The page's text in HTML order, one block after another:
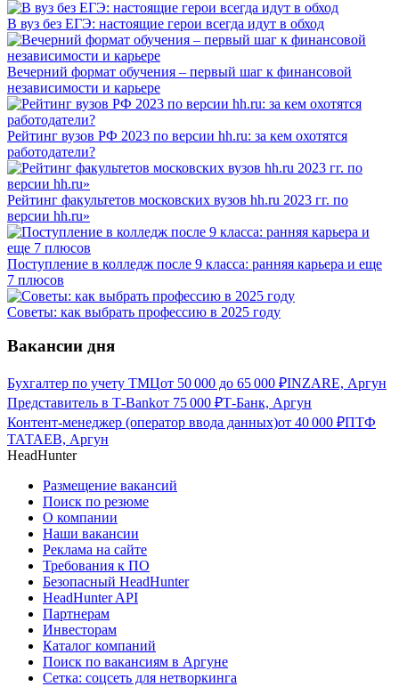
В вуз без ЕГЭ: настоящие герои всегда идут в обход
Вечерний формат обучения – первый шаг к финансовой
независимости и карьере
Рейтинг вузов РФ 2023 по версии hh.ru: за кем охотятся
работодатели?
Рейтинг факультетов московских вузов hh.ru 2023 гг. по
версии hh.ru»
Поступление в колледж после 9 класса: ранняя карьера и еще
7 плюсов
Советы: как выбрать профессию в 2025 году
Вакансии дня
Бухгалтер по учету ТМЦот 50 000 до 65 000 ₽INZARE, Аргун
Представитель в Т-Bankот 75 000 ₽Т-Банк, Аргун
Контент-менеджер (оператор ввода данных)от 40 000 ₽ПТФ
ТАТАЕВ, Аргун
HeadHunter
Размещение вакансий
Поиск по резюме
О компании
Наши вакансии
Реклама на сайте
Требования к ПО
Безопасный HeadHunter
HeadHunter API
Партнерам
Инвесторам
Каталог компаний
Поиск по вакансиям в Аргуне
Сетка: соцсеть для нетворкинга